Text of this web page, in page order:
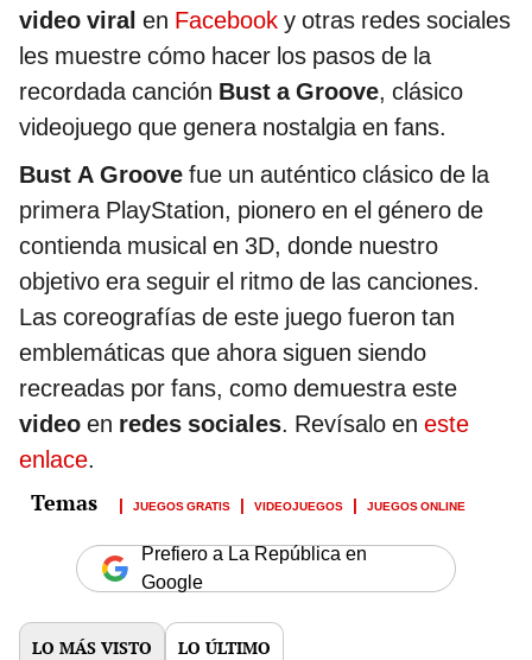
video viral en Facebook y otras redes sociales
les muestre cómo hacer los pasos de la
recordada canción Bust a Groove, clásico
videojuego que genera nostalgia en fans.
Bust A Groove fue un auténtico clásico de la
primera PlayStation, pionero en el género de
contienda musical en 3D, donde nuestro
objetivo era seguir el ritmo de las canciones.
Las coreografías de este juego fueron tan
emblemáticas que ahora siguen siendo
recreadas por fans, como demuestra este
video en redes sociales. Revísalo en este
enlace.
JUEGOS GRATIS VIDEOJUEGOS JUEGOS ONLINE
Prefiero a La República en
Google
LO MÁS VISTO LO ÚLTIMO